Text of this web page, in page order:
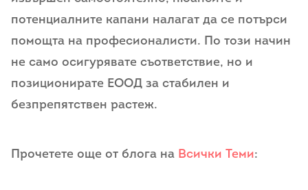
потенциалните капани налагат да се потърси
помощта на професионалисти. По този начин
не само осигурявате съответствие, но и
позиционирате ЕООД за стабилен и
безпрепятствен растеж.
Прочетете още от блога на Всички Теми: